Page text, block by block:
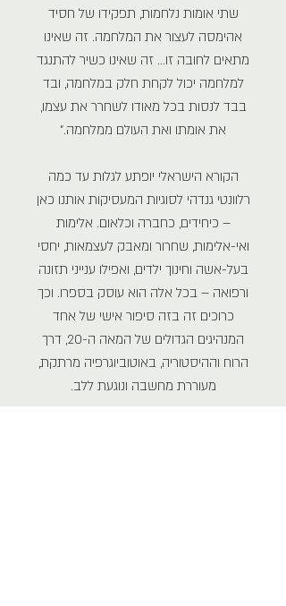
שתי אומות נלחמות, תפקידו של חסיד
אהימסה לעצור את המלחמה. זה שאינו
מתאים לחובה זו... זה שאינו כשיר להתנגד
למלחמה יכול לקחת חלק במלחמה, ובד
בבד לנסות בכל מאודו לשחרר את עצמו,
את אומתו ואת העולם ממלחמה."
הקורא הישראלי יופתע לגלות עד כמה
רלוונטי גנדהי לסוגיות המעסיקות אותנו כאן
– כיחידים, כחברה וכלאום. אלימות
ואי-אלימות, שחרור ומאבק לעצמאות, יחסי
בעל-אשה וחינוך ילדים, ואפילו ענייני תזונה
ורפואה – בכל אלה הוא עוסק בספרו. וכך
כרוכים זה בזה סיפור אישי של אחד
המנהיגים הגדולים של המאה ה-20, דרך
הרוח וההיסטוריה, באוטוביוגרפיה מרתקת,
מעוררת מחשבה ונוגעת ללב.